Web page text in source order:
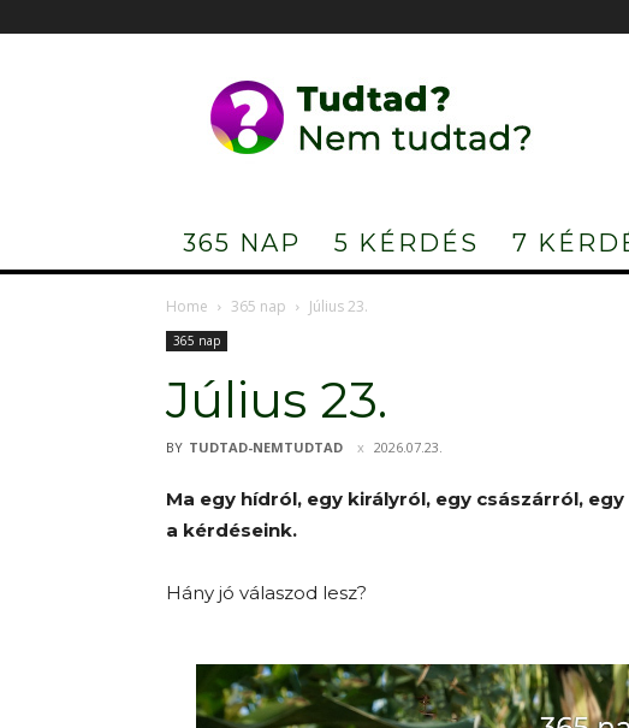
Nem
tudtad?
365 NAP 5 KÉRDÉS 7
Home 365 nap Július 23.
365 nap
Július 23.
BY TUDTAD-NEMTUDTAD 2026.07.23.
Ma egy hídról, egy királyról, egy császárról,
a kérdéseink.
Hány jó válaszod lesz?